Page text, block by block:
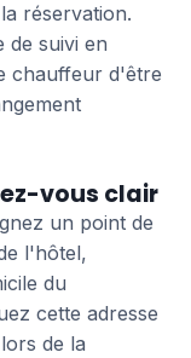
réservation.
de suivi en
chauffeur d'être
vous clair
un point de
l'hôtel,
du
cette adresse
de la